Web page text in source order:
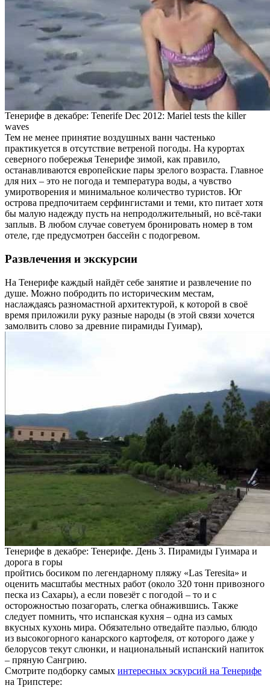
Тенерифе в декабре: Tenerife Dec 2012: Mariel tests the killer
waves
Тем не менее принятие воздушных ванн частенько
практикуется в отсутствие ветреной погоды. На курортах
северного побережья Тенерифе зимой, как правило,
останавливаются европейские пары зрелого возраста. Главное
для них – это не погода и температура воды, а чувство
умиротворения и минимальное количество туристов. Юг
острова предпочитаем серфингистами и теми, кто питает хотя
бы малую надежду пусть на непродолжительный, но всё-таки
заплыв. В любом случае советуем бронировать номер в том
отеле, где предусмотрен бассейн с подогревом.
Развлечения и экскурсии
На Тенерифе каждый найдёт себе занятие и развлечение по
душе. Можно побродить по историческим местам,
наслаждаясь разномастной архитектурой, к которой в своё
время приложили руку разные народы (в этой связи хочется
замолвить слово за древние пирамиды Гуимар),
Тенерифе в декабре: Тенерифе. День 3. Пирамиды Гуимара и
дорога в горы
пройтись босиком по легендарному пляжу «Las Teresita» и
оценить масштабы местных работ (около 320 тонн привозного
песка из Сахары), а если повезёт с погодой – то и с
осторожностью позагорать, слегка обнажившись. Также
следует помнить, что испанская кухня – одна из самых
вкусных кухонь мира. Обязательно отведайте паэлью, блюдо
из высокогорного канарского картофеля, от которого даже у
белорусов текут слюнки, и национальный испанский напиток
– пряную Сангрию.
Смотрите подборку самых интересных эскурсий на Тенерифе
на Трипстере: